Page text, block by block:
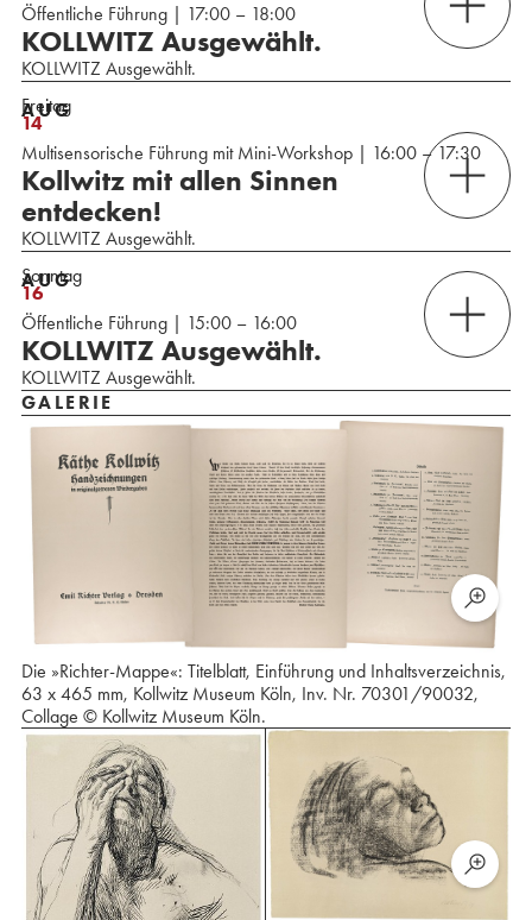
Öffentliche Führung | 17:00 – 18:00
KOLLWITZ Ausgewählt.
KOLLWITZ Ausgewählt.
Freitag
14
AUG
Multisensorische Führung mit Mini-Workshop | 16:00 – 17:30
Kollwitz mit allen Sinnen
entdecken!
KOLLWITZ Ausgewählt.
Sonntag
16
AUG
Öffentliche Führung | 15:00 – 16:00
KOLLWITZ Ausgewählt.
KOLLWITZ Ausgewählt.
GALERIE
Die »Richter-Mappe«: Titelblatt, Einführung und Inhaltsverzeichnis,
63 x 465 mm, Kollwitz Museum Köln, Inv. Nr. 70301/90032,
Collage © Kollwitz Museum Köln.